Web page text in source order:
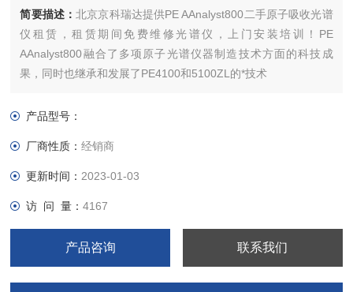
简要描述：北京京科瑞达提供PE AAnalyst800二手原子吸收光谱
仪租赁，租赁期间免费维修光谱仪，上门安装培训！PE
AAnalyst800融合了多项原子光谱仪器制造技术方面的科技成
果，同时也继承和发展了PE4100和5100ZL的*技术
产品型号：
厂商性质：经销商
更新时间： 2023-01-03
访 问 量：4167
产品咨询 联系我们